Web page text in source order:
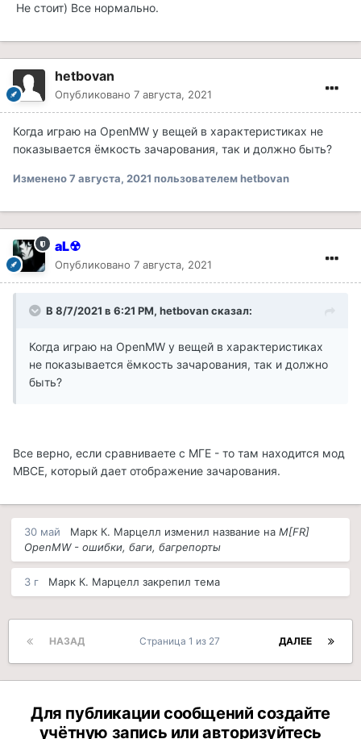
Не стоит) Все нормально.
hetbovan
Опубликовано 7 августа, 2021
Когда играю на OpenMW у вещей в характеристиках не
показывается ёмкость зачарования, так и должно быть?
Изменено7 августа, 2021 пользователем hetbovan
aL☢
Опубликовано 7 августа, 2021
В 8/7/2021 в 6:21 PM, hetbovan сказал:
Когда играю на OpenMW у вещей в характеристиках
не показывается ёмкость зачарования, так и должно
быть?
Все верно, если сравниваете с МГЕ - то там находится мод
МВСЕ, который дает отображение зачарования.
30 май Марк К. Марцелл изменил название на M[FR]
OpenMW - ошибки, баги, багрепорты
3 г Марк К. Марцелл закрепил тема
НАЗАД ДАЛЕЕ
Страница 1 из 27
Для публикации сообщений создайте
учётную запись или авторизуйтесь